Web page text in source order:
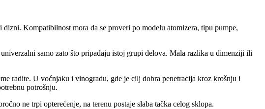
Kompatibilnost mora da se proveri po modelu atomizera, tipu pumpe,
samo zato što pripadaju istoj grupi delova. Mala razlika u dimenziji ili
radite. U voćnjaku i vinogradu, gde je cilj dobra penetracija kroz krošnju i
potrošnju.
ne trpi opterećenje, na terenu postaje slaba tačka celog sklopa.